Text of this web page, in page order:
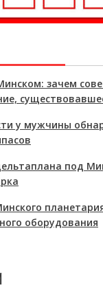
зачем
у мужчины
под
оборудования